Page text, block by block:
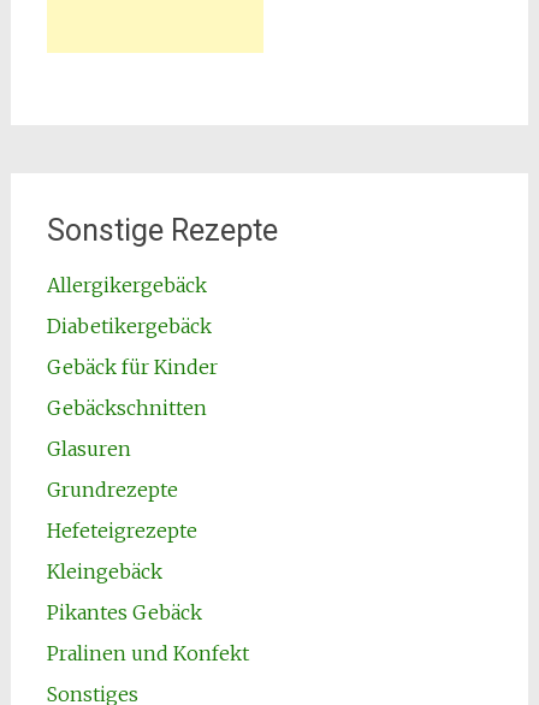
Sonstige Rezepte
Allergikergebäck
Diabetikergebäck
Gebäck für Kinder
Gebäckschnitten
Glasuren
Grundrezepte
Hefeteigrezepte
Kleingebäck
Pikantes Gebäck
Pralinen und Konfekt
Sonstiges